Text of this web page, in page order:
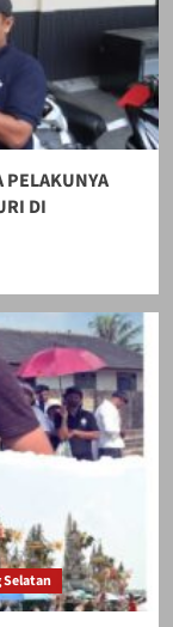
PELAKUNYA
DI